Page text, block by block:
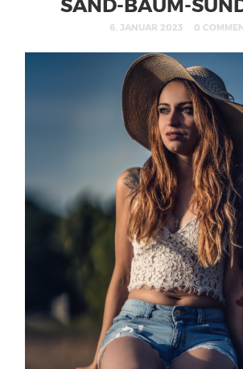
6. JANUAR 2023 0